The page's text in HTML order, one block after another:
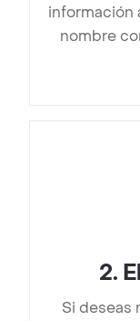
información
nombre
2.
Si deseas